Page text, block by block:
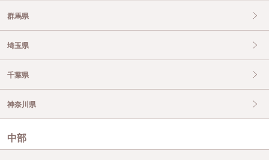
群馬県
埼玉県
千葉県
神奈川県
中部